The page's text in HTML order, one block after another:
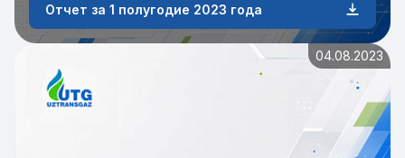
Отчет за 1 полугодие 2023 года
04.08.2023